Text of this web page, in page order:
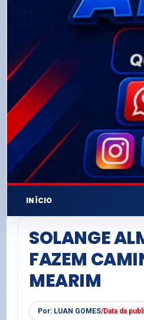
INÍCIO
SOLANGE
FAZEM
MEARIM
Por: LUAN GOMES/Data da